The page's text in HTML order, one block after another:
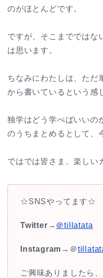
のがほとんどです。
ですが、そこまでではな
は思います。
ちなみにわたしは、ただ
から書いているという感
独学はどう学べばいいの
のうちまとめるとして、
ではでは皆さま、楽しい
☆SNSやってます☆
Twitter → ＠tillatata
Instagram →＠
ご興味ありましたら